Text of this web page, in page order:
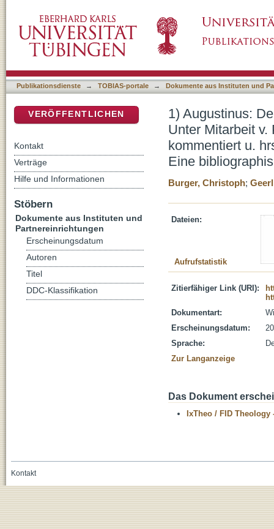
u. R. Rohrbach eingeleitet, kommentiert u.
Eine bibliographische Einführung
Publikationsdienste → TOBIAS-portale → Dokumente aus Instituten und
1) Augustinus:
Unter Mitarbeit v.
kommentiert u.
Eine
Burger, Christoph;
Dateien:
Aufrufstatistik
Zitierfähiger Link (URI):
Dokumentart:
Erscheinungsdatum:
Sprache:
Zur Langanzeige
Das Dokument
IxTheo / FID Theology
VERÖFFENTLICHEN
Kontakt
Verträge
Hilfe und Informationen
Stöbern
Dokumente aus Instituten und
Partnereinrichtungen
Erscheinungsdatum
Autoren
Titel
DDC-Klassifikation
Kontakt